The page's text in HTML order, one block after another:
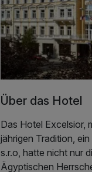
Über das Hotel
Das Hotel Excelsior,
jährigen Tradition,
s.r.o, hatte nicht nur
Ägyptischen